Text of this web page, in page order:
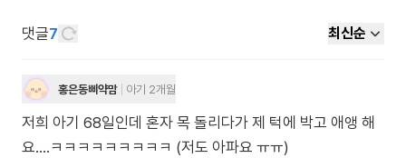
댓글7 최신순
홍은동삐약맘 아기 2개월
저희 아기 68일인데 혼자 목 돌리다가 제 턱에 박고 애앵 해
요....ㅋㅋㅋㅋㅋㅋㅋㅋㅋ (저도 아파요 ㅠㅠ)